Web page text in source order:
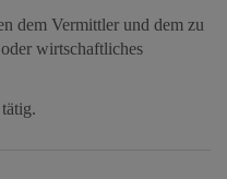
dem Vermittler und dem zu
wirtschaftliches